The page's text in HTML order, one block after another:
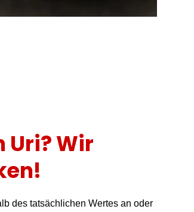
Uri? Wir
des tatsächlichen Wertes an oder